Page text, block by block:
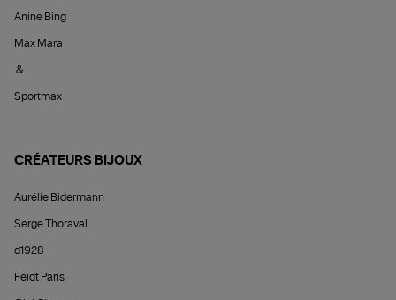
Anine Bing
Max Mara
&
Sportmax
CRÉATEURS BIJOUX
Aurélie Bidermann
Serge Thoraval
d1928
Feidt Paris